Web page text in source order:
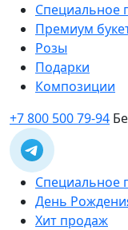
Специальное
Премиум
Розы
Подарки
Композиции
+7 800 500 79-94
Специальное
День
Хит продаж